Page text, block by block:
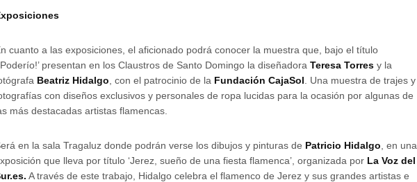
cuanto a las exposiciones, el aficionado podrá conocer la muestra que, bajo el título
presentan en los Claustros de Santo Domingo la diseñadoraTeresa Torres y la
Beatriz Hidalgo , con el patrocinio de la Fundación CajaSol . Una muestra de trajes y
con diseños exclusivos y personales de ropa lucidas para la ocasión por algunas de
más destacadas artistas flamencas.
en la sala Tragaluz donde podrán verse los dibujos y pinturas de Patricio Hidalgo , en una
que lleva por título ‘Jerez, sueño de una fiesta flamenca’, organizada por La Voz del
A través de este trabajo, Hidalgo celebra el flamenco de Jerez y sus grandes artistas e